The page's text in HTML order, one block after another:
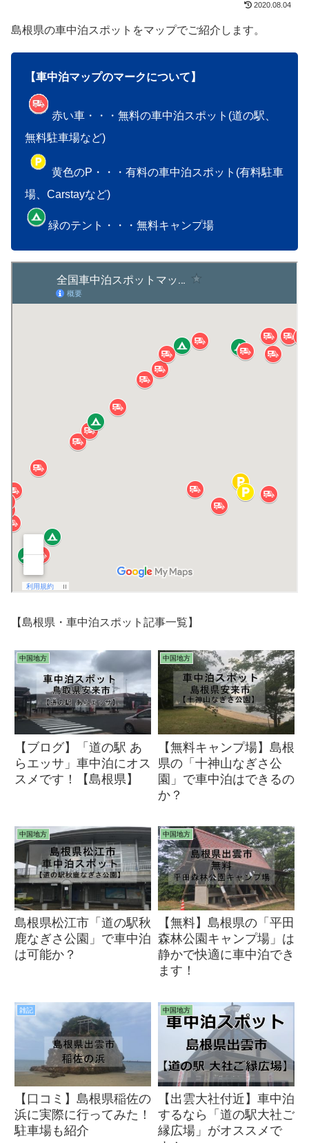
2020.08.04
島根県の車中泊スポットをマップでご紹介します。
【車中泊マップのマークについて】
赤い車・・・無料の車中泊スポット(道の駅、
無料駐車場など)
黄色のP・・・有料の車中泊スポット(有料駐車
場、Carstayなど)
緑のテント・・・無料キャンプ場
【島根県・車中泊スポット記事一覧】
中国地方
【ブログ】「道の駅 あ
らエッサ」車中泊にオス
スメです！【島根県】
中国地方
【無料キャンプ場】島根
県の「十神山なぎさ公
園」で車中泊はできるの
か？
中国地方
島根県松江市「道の駅秋
鹿なぎさ公園」で車中泊
は可能か？
中国地方
【無料】島根県の「平田
森林公園キャンプ場」は
静かで快適に車中泊でき
ます！
雑記
【口コミ】島根県稲佐の
浜に実際に行ってみた！
駐車場も紹介
中国地方
【出雲大社付近】車中泊
するなら「道の駅大社ご
縁広場」がオススメで